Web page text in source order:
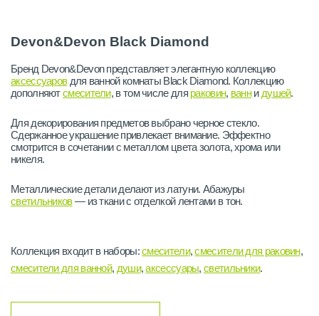
Devon&Devon Black Diamond
Бренд Devon&Devon представляет элегантную коллекцию
аксессуаровдля ванной комнаты Black Diamond. Коллекцию
дополняютсмесители, в том числе для раковин, ванни душей.
Для декорирования предметов выбрано черное стекло.
Сдержанное украшение привлекает внимание. Эффектно
смотрится в сочетании с металлом цвета золота, хрома или
никеля.
Металлические детали делают из латуни. Абажуры
светильников— из ткани с отделкой лентами в тон.
Коллекция входит в наборы:смесители,смесители для раковин,
смесители для ванной, души,аксессуары,светильники.